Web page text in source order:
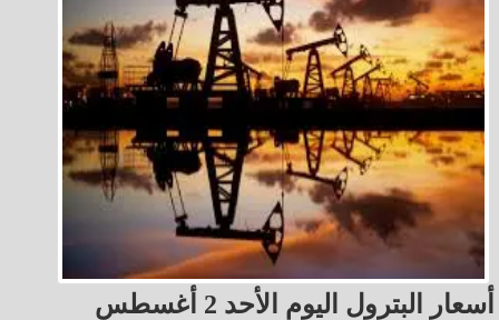
أسعار البترول اليوم الأحد 2 أغسطس